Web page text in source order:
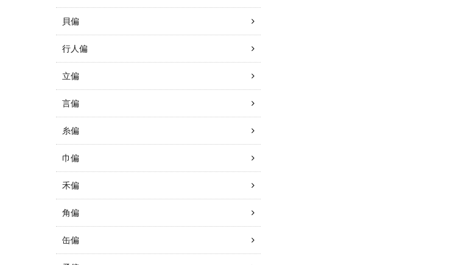
貝偏
行人偏
立偏
言偏
糸偏
巾偏
禾偏
角偏
缶偏